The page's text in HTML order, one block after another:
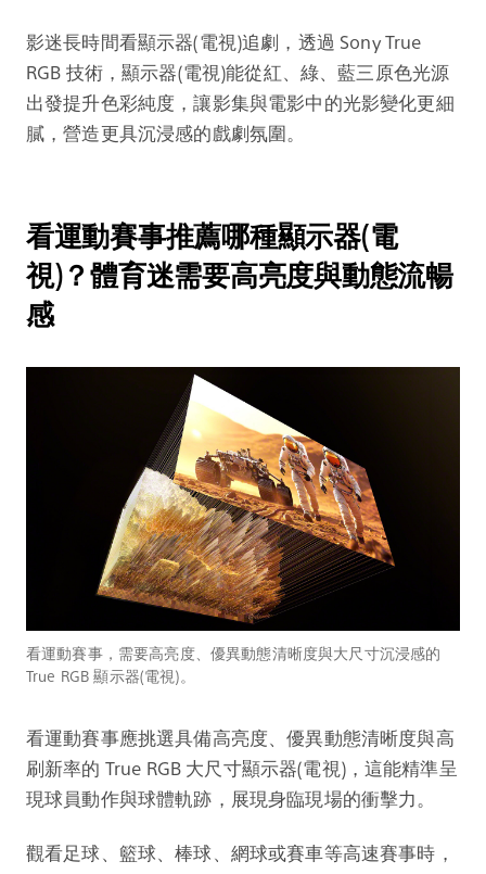
影迷長時間看顯示器(電視)追劇，透過 Sony True
RGB 技術，顯示器(電視)能從紅、綠、藍三原色光源
出發提升色彩純度，讓影集與電影中的光影變化更細
膩，營造更具沉浸感的戲劇氛圍。
看運動賽事推薦哪種顯示器(電
視)？體育迷需要高亮度與動態流暢
感
看運動賽事，需要高亮度、優異動態清晰度與大尺寸沉浸感的
True RGB 顯示器(電視)。
看運動賽事應挑選具備高亮度、優異動態清晰度與高
刷新率的 True RGB 大尺寸顯示器(電視)，這能精準呈
現球員動作與球體軌跡，展現身臨現場的衝擊力。
觀看足球、籃球、棒球、網球或賽車等高速賽事時，